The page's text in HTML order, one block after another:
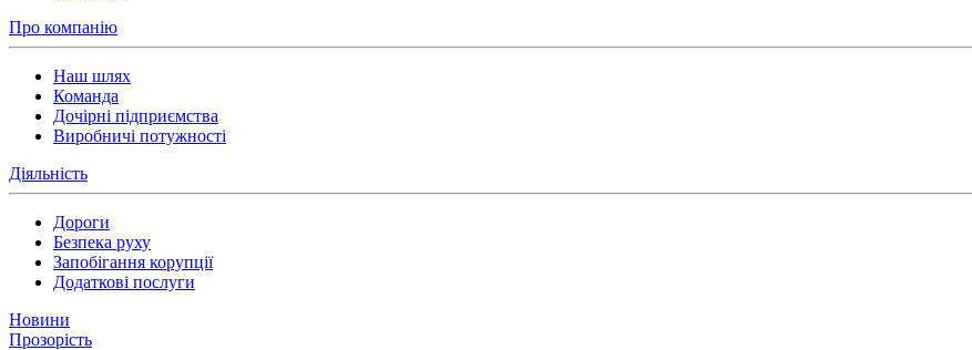
Про компанію
Наш шлях
Команда
Дочірні підприємства
Виробничі потужності
Діяльність
Дороги
Безпека руху
Запобігання корупції
Додаткові послуги
Новини
Прозорість